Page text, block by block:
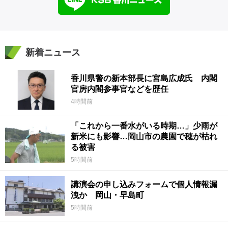
新着ニュース
香川県警の新本部長に宮島広成氏 内閣
官房内閣参事官などを歴任
4時間前
「これから一番水がいる時期…」少雨が
新米にも影響…岡山市の農園で穂が枯れ
る被害
5時間前
講演会の申し込みフォームで個人情報漏
洩か 岡山・早島町
5時間前